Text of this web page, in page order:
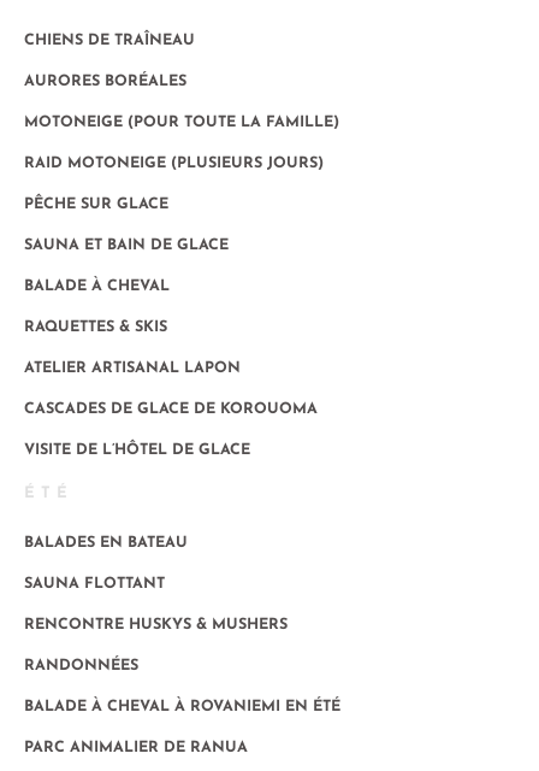
CHIENS DE TRAÎNEAU
AURORES BORÉALES
MOTONEIGE (POUR TOUTE LA FAMILLE)
RAID MOTONEIGE (PLUSIEURS JOURS)
PÊCHE SUR GLACE
SAUNA ET BAIN DE GLACE
BALADE À CHEVAL
RAQUETTES & SKIS
ATELIER ARTISANAL LAPON
CASCADES DE GLACE DE KOROUOMA
VISITE DE L’HÔTEL DE GLACE
ÉTÉ
BALADES EN BATEAU
SAUNA FLOTTANT
RENCONTRE HUSKYS & MUSHERS
RANDONNÉES
BALADE À CHEVAL À ROVANIEMI EN ÉTÉ
PARC ANIMALIER DE RANUA